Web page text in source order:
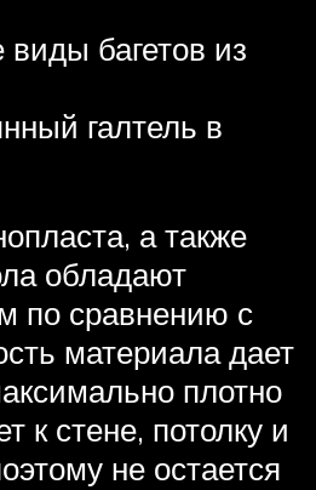
багетов из
галтель в
а также
обладают
по сравнению с
материала дает
плотно
к стене, потолку и
не остается